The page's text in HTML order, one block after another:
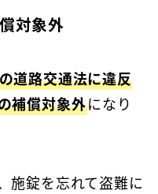
対象外
道路交通法に違反
補償対象外になり
施錠を忘れて盗難に